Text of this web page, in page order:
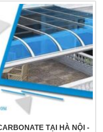
TẠI HÀ NỘI -